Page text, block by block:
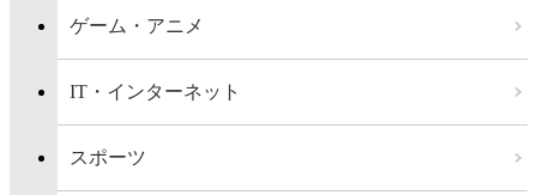
ゲーム・アニメ
IT・インターネット
スポーツ